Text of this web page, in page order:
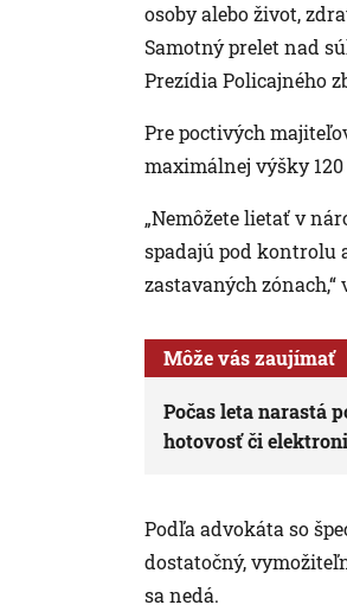
osoby alebo život,
Samotný prelet nad
Prezídia Policajného
Pre poctivých
maximálnej výšky
„Nemôžete lietať v
spadajú pod kontrolu
zastavaných
Môže vás zaujímať
Počas leta narastá
hotovosť či
Podľa advokáta so
dostatočný,
sa nedá.